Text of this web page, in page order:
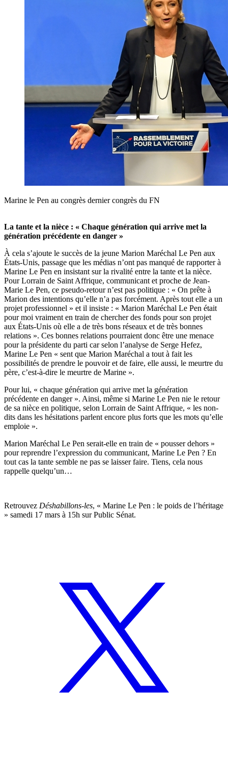
Marine le Pen au congrès dernier congrès du FN
La tante et la nièce : « Chaque génération qui arrive met la
génération précédente en danger »
À cela s’ajoute le succès de la jeune Marion Maréchal Le Pen aux
États-Unis, passage que les médias n’ont pas manqué de rapporter à
Marine Le Pen en insistant sur la rivalité entre la tante et la nièce.
Pour Lorrain de Saint Affrique, communicant et proche de Jean-
Marie Le Pen, ce pseudo-retour n’est pas politique : « On prête à
Marion des intentions qu’elle n’a pas forcément. Après tout elle a un
projet professionnel » et il insiste : « Marion Maréchal Le Pen était
pour moi vraiment en train de chercher des fonds pour son projet
aux États-Unis où elle a de très bons réseaux et de très bonnes
relations ». Ces bonnes relations pourraient donc être une menace
pour la présidente du parti car selon l’analyse de Serge Hefez,
Marine Le Pen « sent que Marion Maréchal a tout à fait les
possibilités de prendre le pouvoir et de faire, elle aussi, le meurtre du
père, c’est-à-dire le meurtre de Marine ».
Pour lui, « chaque génération qui arrive met la génération
précédente en danger ». Ainsi, même si Marine Le Pen nie le retour
de sa nièce en politique, selon Lorrain de Saint Affrique, « les non-
dits dans les hésitations parlent encore plus forts que les mots qu’elle
emploie ».
Marion Maréchal Le Pen serait-elle en train de « pousser dehors »
pour reprendre l’expression du communicant, Marine Le Pen ? En
tout cas la tante semble ne pas se laisser faire. Tiens, cela nous
rappelle quelqu’un…
Retrouvez Déshabillons-les, « Marine Le Pen : le poids de l’héritage
» samedi 17 mars à 15h sur Public Sénat.